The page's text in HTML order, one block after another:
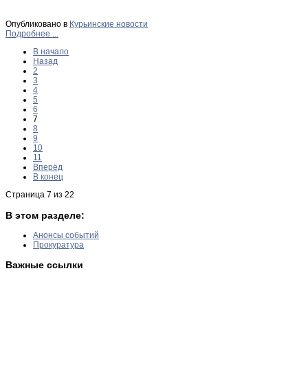
Опубликовано в Курьинские новости
Подробнее ...
В начало
Назад
2
3
4
5
6
7
8
9
10
11
Вперёд
В конец
Страница 7 из 22
В этом разделе:
Анонсы событий
Прокуратура
Важные ссылки